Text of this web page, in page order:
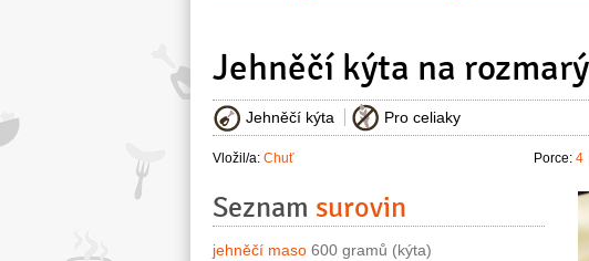
Jehněčí kýta na
Jehněčí kýta Pro celiaky
Vložil/a: Chuť Porce: 4
Seznam surovin
jehněčí maso 600 gramů (kýta)